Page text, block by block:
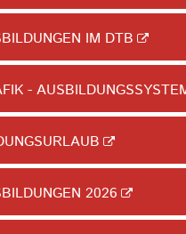
IM DTB
-
2026